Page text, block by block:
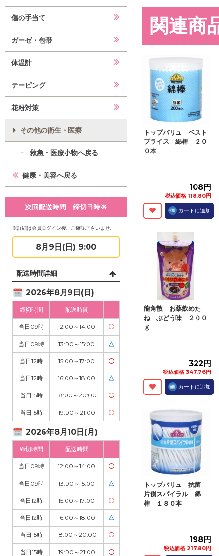
傷の手当て
ガーゼ・包帯
体温計
テーピング
花粉対策
その他の衛生・医療
救急・医療小物へ戻る
健康・美容へ戻る
次回配送時間 締切日時※
※詳細は会員ログイン後、ご確認下さいませ。
8月9日(日) 9:00
配送時間詳細
2026年8月9日(日)
締切時間 配送時間
当日09時 12:00～14:00 〇
当日09時 13:00～15:00 △
当日12時 15:00～17:00 〇
当日12時 16:00～18:00 △
当日15時 18:00～20:00 〇
当日15時 19:00～21:00 〇
2026年8月10日(月)
締切時間 配送時間
当日09時 12:00～14:00 〇
当日09時 13:00～15:00 △
当日12時 15:00～17:00 〇
当日12時 16:00～18:00 △
当日15時 18:00～20:00 〇
当日15時 19:00～21:00 〇
関連商
トップバリュ ベスト
プライス 綿棒 ２０
０本
108円
税込価格 118.80円
カートに追加
龍角散 お薬飲めた
ね ぶどう味 ２００
ｇ
322円
税込価格 347.76円
カートに追加
トップバリュ 抗菌
片側スパイラル 綿
棒 １８０本
198円
税込価格 217.80円